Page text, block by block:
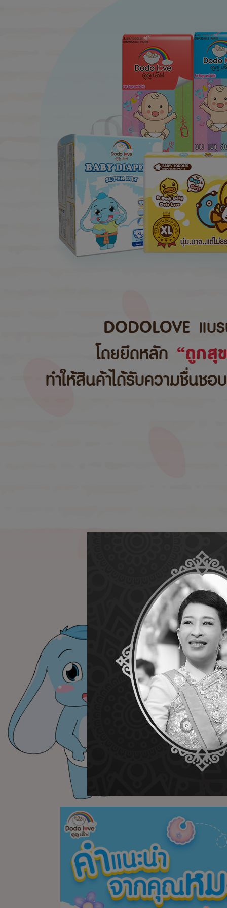
DODOLOVE แบ
โดยยึดหลัก “ถูกสุ
ทำให้สินค้าได้รับความชื่นช